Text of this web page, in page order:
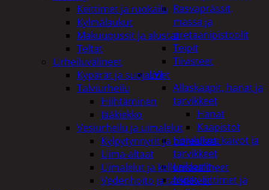
Rasvaprässit,
massa ja
uretaanipistoolit
Teipit
Tiivisteet
LVI
Allaskaapit, hanat ja
tarvikkeet
Hanat
Kaapistot
Hajulukot, kaivot ja
tarvikkeet
Leikkurit
Nipat, liittimet ja
Keittimet ja ruokailu
Kylmälaukut
Makuupussit ja alustat
Teltat
Urheiluvälineet
Kypärät ja suojaimet
Talviurheilu
Hiihtäminen
Jääkiekko
Vesiurheilu ja uimalelut
Kylpytynnyrit ja porealtaat
Uima-altaat
Uimalelut ja kelluntavälineet
Vedenhoito ja tarvikkeet